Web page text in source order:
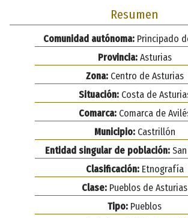
Resumen
Comunidad autónoma: Principado
Provincia:Asturias
Zona:Centro de Asturias
Situación:Costa de
Comarca:Comarca de
Municipio:Castrillón
Entidad singular de población:San
Clasificación:Etnografía
Clase: Pueblos de Asturias
Tipo: Pueblos